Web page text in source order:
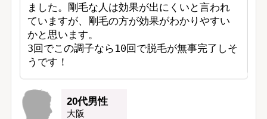
ました。剛毛な人は効果が出にくいと言われ
ていますが、剛毛の方が効果がわかりやすい
かと思います。
3回でこの調子なら10回で脱毛が無事完了しそ
うです！
20代男性
大阪